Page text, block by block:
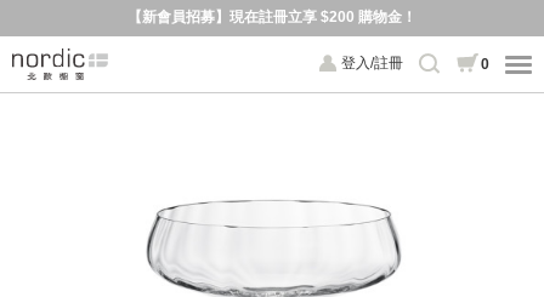
【新會員招募】現在註冊立享 $200 購物金！
登入/註冊 0